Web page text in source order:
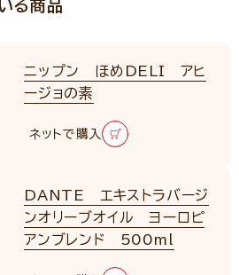
る商品
ニップン ほめDELI アヒ
ージョの素
ネットで購入
DANTE エキストラバージ
ンオリーブオイル ヨーロピ
アンブレンド 500ml